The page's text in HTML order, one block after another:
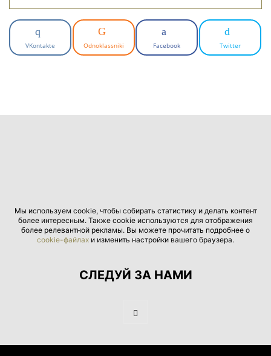
ФОТО: instagram.com
VKontakte Odnoklassniki Facebook Twitter
Мы используем cookie, чтобы собирать статистику и делать контент
более интересным. Также cookie используются для отображения
более релевантной рекламы. Вы можете прочитать подробнее о
cookie-файлах и изменить настройки вашего браузера.
СЛЕДУЙ ЗА НАМИ